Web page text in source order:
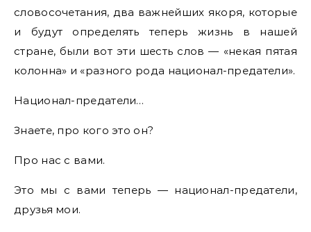
словосочетания, два важнейших якоря, которые
и будут определять теперь жизнь в нашей
стране, были вот эти шесть слов — «некая пятая
колонна» и «разного рода национал-предатели».
Национал-предатели…
Знаете, про кого это он?
Про нас с вами.
Это мы с вами теперь — национал-предатели,
друзья мои.